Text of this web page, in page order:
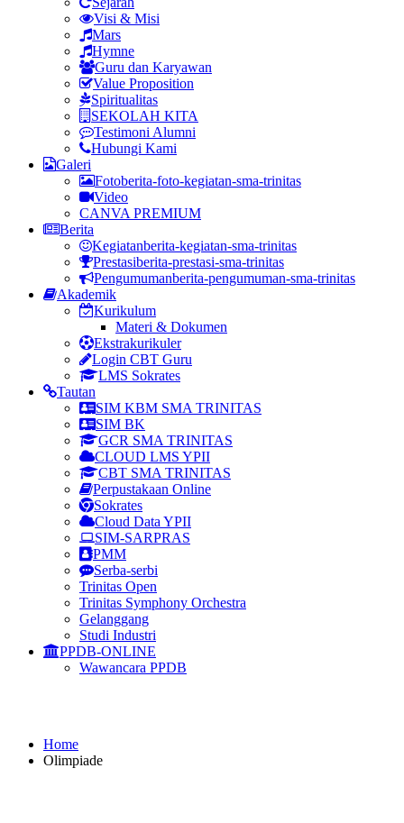
Visi & Misi
Mars
Hymne
Guru dan Karyawan
Value Proposition
Spiritualitas
SEKOLAH KITA
Testimoni Alumni
Hubungi Kami
Galeri
Fotoberita-foto-kegiatan-sma-trinitas
Video
CANVA PREMIUM
Berita
Kegiatanberita-kegiatan-sma-trinitas
Prestasiberita-prestasi-sma-trinitas
Pengumumanberita-pengumuman-sma-trinitas
Akademik
Kurikulum
Materi & Dokumen
Ekstrakurikuler
Login CBT Guru
LMS Sokrates
Tautan
SIM KBM SMA TRINITAS
SIM BK
GCR SMA TRINITAS
CLOUD LMS YPII
CBT SMA TRINITAS
Perpustakaan Online
Sokrates
Cloud Data YPII
SIM-SARPRAS
PMM
Serba-serbi
Trinitas Open
Trinitas Symphony Orchestra
Gelanggang
Studi Industri
PPDB-ONLINE
Wawancara PPDB
Home
Olimpiade